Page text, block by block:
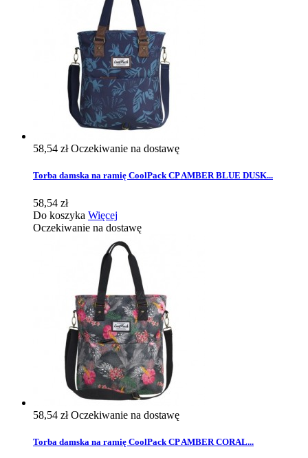
58,54 złOczekiwanie na dostawę
Torba damska na ramię CoolPack CP AMBER BLUE DUSK...
58,54 zł
Do koszyka Więcej
Oczekiwanie na dostawę
58,54 złOczekiwanie na dostawę
Torba damska na ramię CoolPack CP AMBER CORAL...